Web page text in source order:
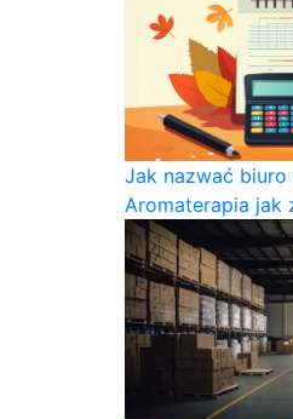
Jak nazwać biuro
Aromaterapia jak